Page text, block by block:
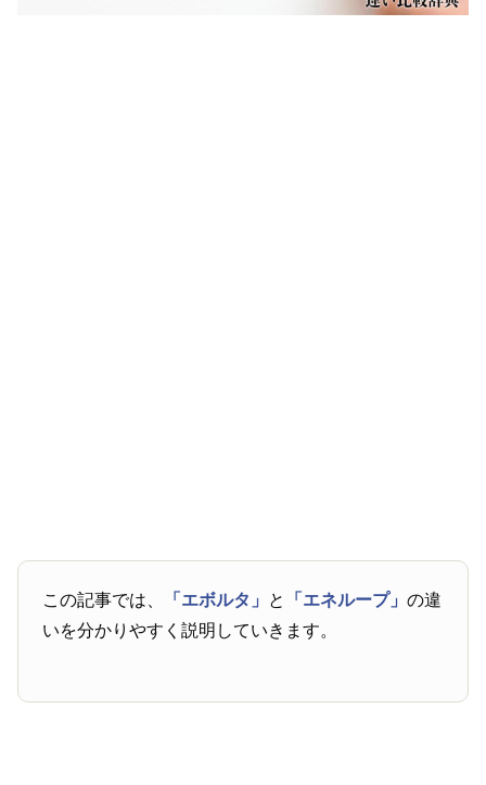
この記事では、 「エボルタ」 と 「エネループ」の違
いを分かりやすく説明していきます。